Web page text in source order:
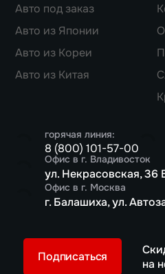
Авто под заказ
Авто из Японии
Авто из Кореи
Авто из Китая
горячая линия:
8 (800) 101-57-00
Офис в г. Владивосток
ул. Некрасовская, 36
Офис в г. Москва
г. Балашиха, ул.
на
Подписаться